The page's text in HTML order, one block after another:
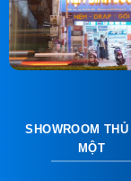
SHOWROOM THỦ
MỘT